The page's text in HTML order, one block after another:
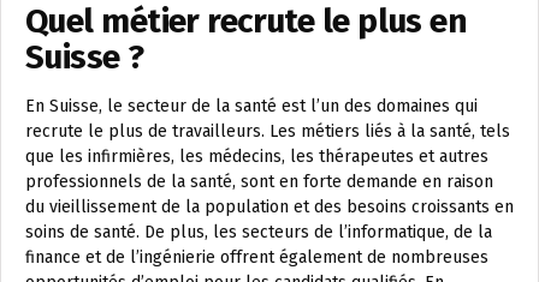
Quel métier recrute le plus en
Suisse ?
En Suisse, le secteur de la santé est l’un des domaines qui
recrute le plus de travailleurs. Les métiers liés à la santé, tels
que les infirmières, les médecins, les thérapeutes et autres
professionnels de la santé, sont en forte demande en raison
du vieillissement de la population et des besoins croissants en
soins de santé. De plus, les secteurs de l’informatique, de la
finance et de l’ingénierie offrent également de nombreuses